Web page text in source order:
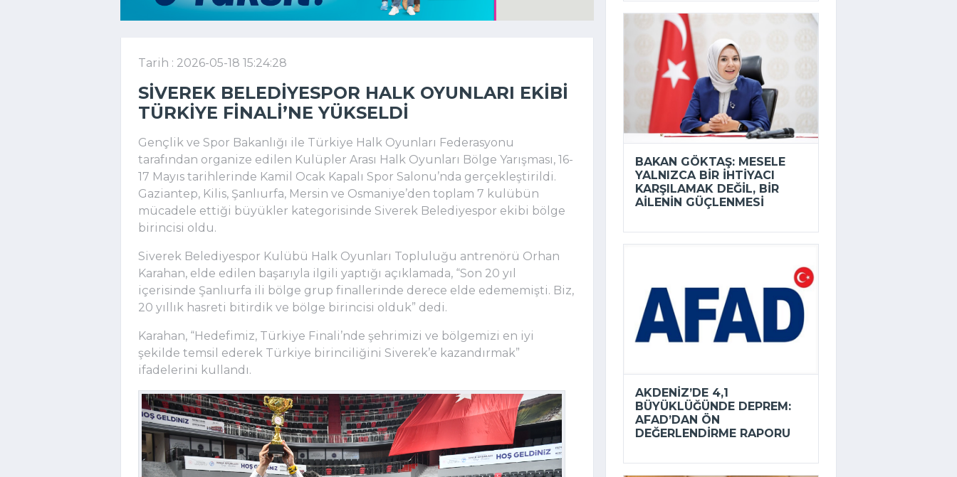
Tarih : 2026-05-18 15:24:28
SIVEREK BELEDIYESPOR HALK OYUNLARI EKIBI
TÜRKIYE FINALI’NE YÜKSELDI
Gençlik ve Spor Bakanlığı ile Türkiye Halk Oyunları Federasyonu
tarafından organize edilen Kulüpler Arası Halk Oyunları Bölge Yarışması, 16-
17 Mayıs tarihlerinde Kamil Ocak Kapalı Spor Salonu’nda gerçekleştirildi.
Gaziantep, Kilis, Şanlıurfa, Mersin ve Osmaniye’den toplam 7 kulübün
mücadele ettiği büyükler kategorisinde Siverek Belediyespor ekibi bölge
birincisi oldu.
Siverek Belediyespor Kulübü Halk Oyunları Topluluğu antrenörü Orhan
Karahan, elde edilen başarıyla ilgili yaptığı açıklamada, “Son 20 yıl
içerisinde Şanlıurfa ili bölge grup finallerinde derece elde edememişti. Biz,
20 yıllık hasreti bitirdik ve bölge birincisi olduk” dedi.
Karahan, “Hedefimiz, Türkiye Finali’nde şehrimizi ve bölgemizi en iyi
şekilde temsil ederek Türkiye birinciliğini Siverek’e kazandırmak”
ifadelerini kullandı.
BAKAN GÖKTAŞ: MESELE
YALNIZCA BIR IHTIYACI
KARŞILAMAK DEĞIL, BIR
AILENIN GÜÇLENMESI
AKDENIZ’DE 4,1
BÜYÜKLÜĞÜNDE DEPREM:
AFAD’DAN ÖN
DEĞERLENDIRME RAPORU